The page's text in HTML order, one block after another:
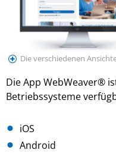
Die verschiedenen
Die App WebWeaver®
Betriebssysteme
iOS
Android